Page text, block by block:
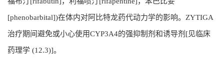
[phenobarbital])在体内对阿比特龙药代动力学的影响。ZYTIGA
治疗期间避免或小心使用CYP3A4的强抑制剂和诱导剂[见临床
药理学 (12.3)]。